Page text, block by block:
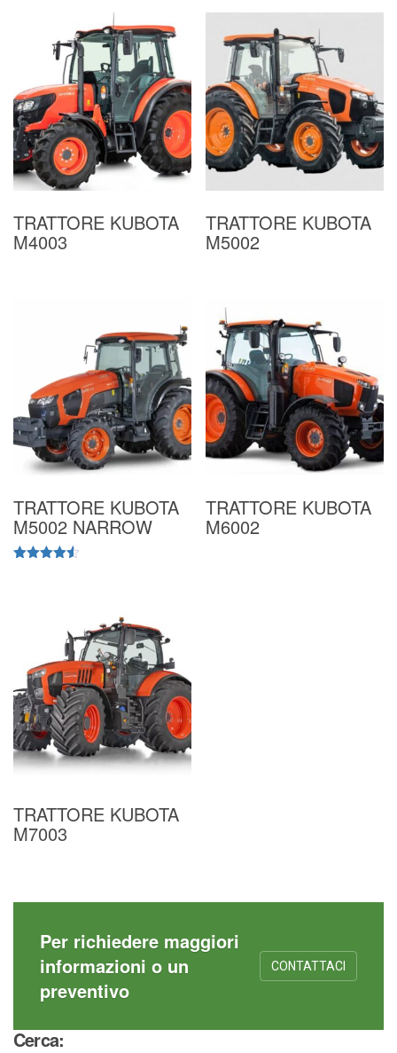
TRATTORE KUBOTA
M4003
TRATTORE KUBOTA
M5002
TRATTORE KUBOTA
M5002 NARROW
TRATTORE KUBOTA
M6002
TRATTORE KUBOTA
M7003
Per richiedere maggiori
informazioni o un
preventivo
CONTATTACI
Cerca: